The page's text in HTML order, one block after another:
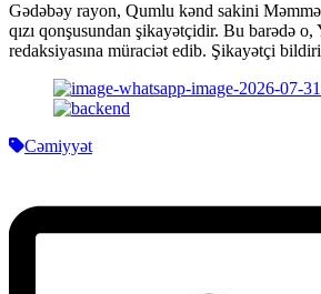
Gədəbəy rayon, Qumlu kənd sakini
qızı qonşusundan şikayətçidir. Bu barədə o,
redaksiyasına müraciət edib. Şikayətçi
Cəmiyyət